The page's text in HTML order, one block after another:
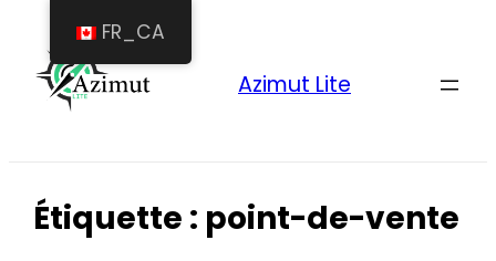
contenu
Azimut Lite
Étiquette : point-de-vente
FR_CA